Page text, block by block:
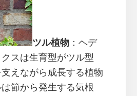
ツル植物：ヘデ
スは生育型がツル型
えながら成長する植物
節から発生する気根